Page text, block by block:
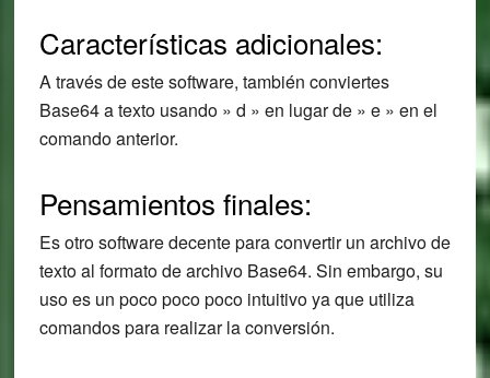
Características adicionales:
A través de este software, también conviertes
Base64 a texto usando » d » en lugar de » e » en el
comando anterior.
Pensamientos finales:
Es otro software decente para convertir un archivo de
texto al formato de archivo Base64. Sin embargo, su
uso es un poco poco poco intuitivo ya que utiliza
comandos para realizar la conversión.